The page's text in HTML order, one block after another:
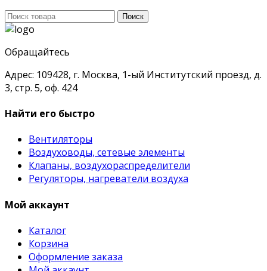
Поиск
для:
Поиск
Обращайтесь
Адрес: 109428, г. Москва, 1-ый Институтский проезд, д.
3, стр. 5, оф. 424
Найти его быстро
Вентиляторы
Воздуховоды, сетевые элементы
Клапаны, воздухораспределители
Регуляторы, нагреватели воздуха
Мой аккаунт
Каталог
Корзина
Оформление заказа